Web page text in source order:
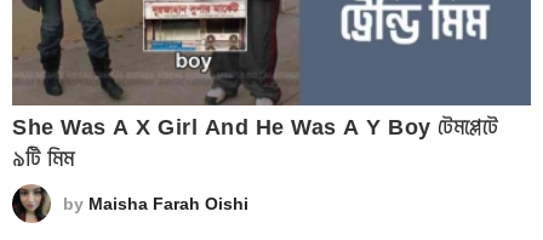
She Was A X Girl And He Was A Y Boy টেমপ্লেটে
৯টি মিম
by Maisha Farah Oishi